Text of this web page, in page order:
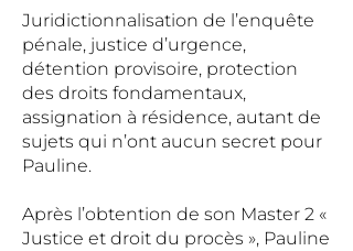
Juridictionnalisation de l’enquête
pénale, justice d’urgence,
détention provisoire, protection
des droits fondamentaux,
assignation à résidence, autant de
sujets qui n’ont aucun secret pour
Pauline.
Après l’obtention de son Master 2 «
Justice et droit du procès », Pauline